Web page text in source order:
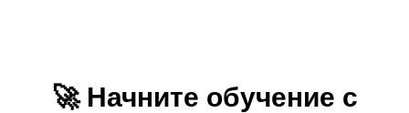
🚀 Начните обучение с